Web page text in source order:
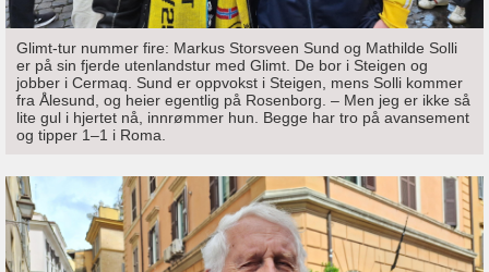
Glimt-tur nummer fire: Markus Storsveen Sund og Mathilde Solli
er på sin fjerde utenlandstur med Glimt. De bor i Steigen og
jobber i Cermaq. Sund er oppvokst i Steigen, mens Solli kommer
fra Ålesund, og heier egentlig på Rosenborg. – Men jeg er ikke så
lite gul i hjertet nå, innrømmer hun. Begge har tro på avansement
og tipper 1–1 i Roma.